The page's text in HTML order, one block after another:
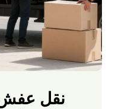
نقل عفش